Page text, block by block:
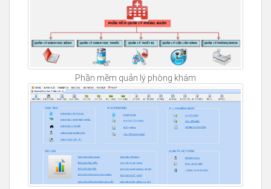
Phần mềm quản lý phòng khám